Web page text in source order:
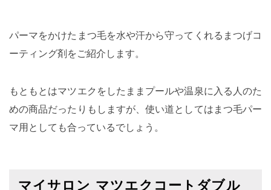
パーマをかけたまつ毛を水や汗から守ってくれるまつげコ
ーティング剤をご紹介します。
もともとはマツエクをしたままプールや温泉に入る人のた
めの商品だったりもしますが、使い道としてはまつ毛パー
マ用としても合っているでしょう。
マイサロン マツエクコートダブル